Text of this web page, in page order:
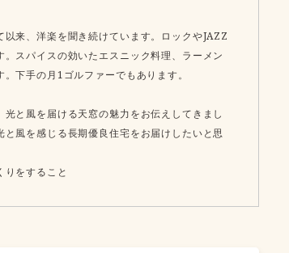
来、洋楽を聞き続けています。ロックやJAZZ
スパイスの効いたエスニック料理、ラーメン
下手の月1ゴルファーでもあります。
光と風を届ける天窓の魅力をお伝えしてきまし
風を感じる長期優良住宅をお届けしたいと思
をすること